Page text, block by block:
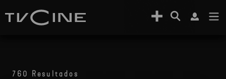
760 Resultados